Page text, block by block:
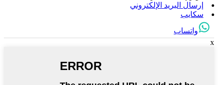
إرسال البريد الإلكتروني
سكايب
واتساب
x